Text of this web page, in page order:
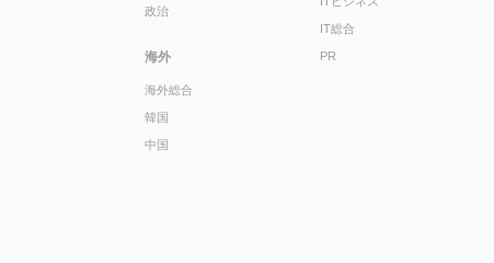
政治
海外
海外総合
韓国
中国
IT総合
PR